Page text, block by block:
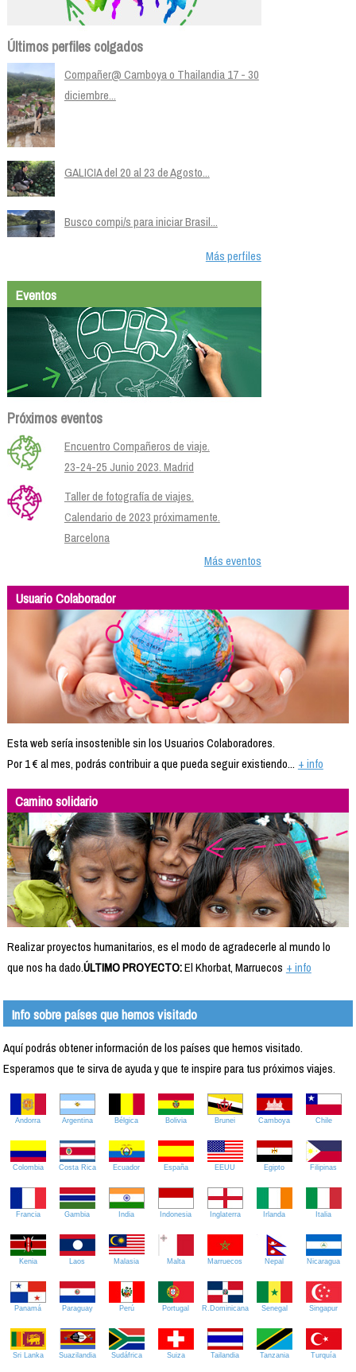
Últimos perfiles colgados
Compañer@ Camboya o Thailandia 17 - 30
diciembre...
GALICIA del 20 al 23 de Agosto...
Busco compi/s para iniciar Brasil...
Más perfiles
Eventos
Próximos eventos
Encuentro Compañeros de viaje.
23-24-25 Junio 2023. Madrid
Taller de fotografía de viajes.
Calendario de 2023 próximamente.
Barcelona
Más eventos
Usuario Colaborador
Esta web sería insostenible sin los Usuarios Colaboradores.
Por 1 € al mes, podrás contribuir a que pueda seguir existiendo... + info
Camino solidario
Realizar proyectos humanitarios, es el modo de agradecerle al mundo lo
que nos ha dado.ÚLTIMO PROYECTO:El Khorbat, Marruecos + info
Info sobre países que hemos visitado
Aquí podrás obtener información de los países que hemos visitado.
Esperamos que te sirva de ayuda y que te inspire para tus próximos viajes.
Andorra Argentina Bélgica Bolivia Brunei Camboya Chile
Colombia Costa Rica Ecuador España EEUU Egipto Filipinas
Francia Gambia India Indonesia Inglaterra Irlanda Italia
Kenia Laos Malasia Malta Marruecos Nepal Nicaragua
Panamá Paraguay Perú Portugal R.Dominicana Senegal Singapur
Sri Lanka Suazilandia Sudáfrica Suiza Tailandia Tanzania Turquía